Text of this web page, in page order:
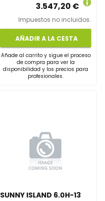
3.547,20 €
Impuestos no incluidos.
AÑADIR A LA CESTA
Añade al carrito y sigue el proceso
de compra para ver la
disponibilidad y los precios para
profesionales.
SUNNY ISLAND 6.0H-13